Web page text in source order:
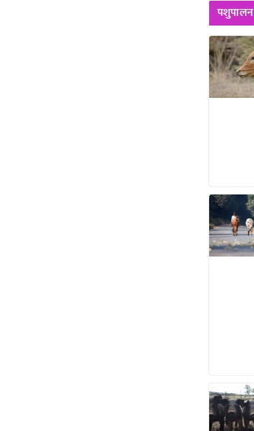
पशुपालन